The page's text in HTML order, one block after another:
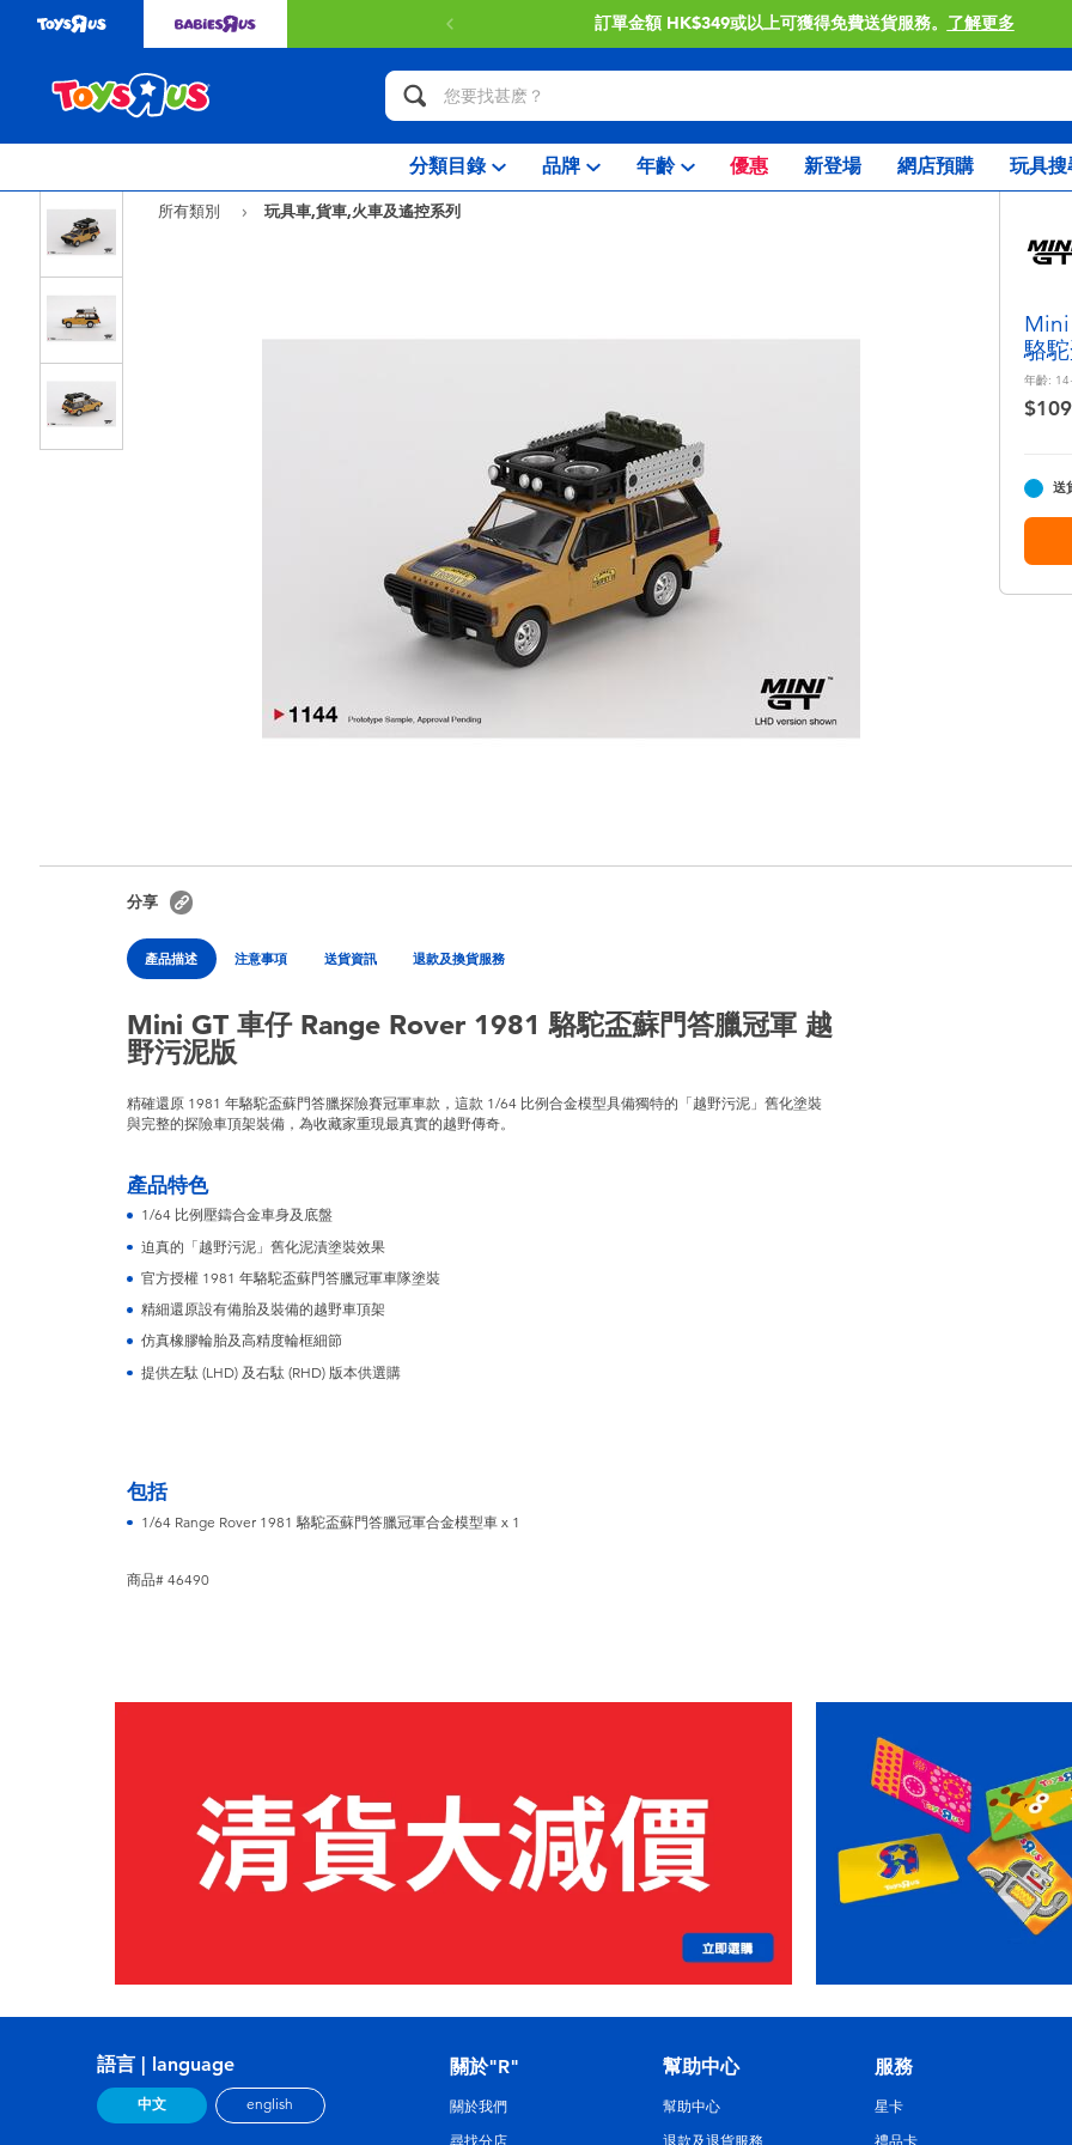
訂單金額 HK$349或以上可獲得免費送貨服務。 了解更多
分類目錄 品牌 年齡 優惠 新登場 網店預購 玩具搜
所有類別
玩具車,貨車,火車及遙控系列
Mini
駱
年齡:
送
分享
產品描述 注意事項 送貨資訊 退款及換貨服務
Mini GT 車仔 Range Rover 1981 駱駝盃蘇門答臘冠軍 越
野污泥版
精確還原 1981 年駱駝盃蘇門答臘探險賽冠軍車款，這款 1/64 比例合金模型具備獨特的「越野污泥」舊化塗裝
與完整的探險車頂架裝備，為收藏家重現最真實的越野傳奇。
產品特色
1/64 比例壓鑄合金車身及底盤
迫真的「越野污泥」舊化泥漬塗裝效果
官方授權 1981 年駱駝盃蘇門答臘冠軍車隊塗裝
精細還原設有備胎及裝備的越野車頂架
仿真橡膠輪胎及高精度輪框細節
提供左駄 (LHD) 及右駄 (RHD) 版本供選購
包括
1/64 Range Rover 1981 駱駝盃蘇門答臘冠軍合金模型車 x 1
商品# 46490
語言 | language
中文 english
關於"R"
關於我們
尋找分店
幫助中心
幫助中心
退款及退貨服務
服務
星卡
禮品卡